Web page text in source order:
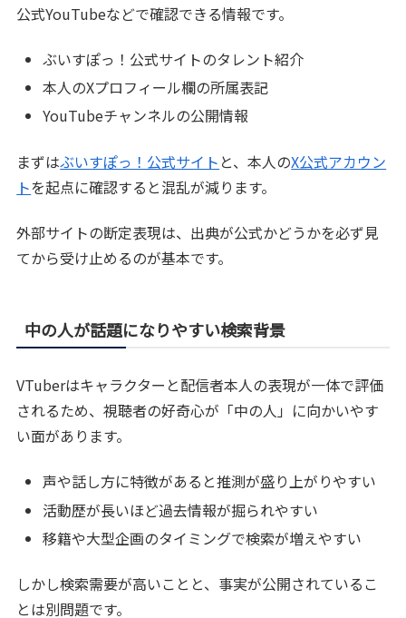
公式YouTubeなどで確認できる情報です。
ぶいすぽっ！公式サイトのタレント紹介
本人のXプロフィール欄の所属表記
YouTubeチャンネルの公開情報
まずはぶいすぽっ！公式サイト と、本人のX公式アカウン
トを起点に確認すると混乱が減ります。
外部サイトの断定表現は、出典が公式かどうかを必ず見
てから受け止めるのが基本です。
中の人が話題になりやすい検索背景
VTuberはキャラクターと配信者本人の表現が一体で評価
されるため、視聴者の好奇心が「中の人」に向かいやす
い面があります。
声や話し方に特徴があると推測が盛り上がりやすい
活動歴が長いほど過去情報が掘られやすい
移籍や大型企画のタイミングで検索が増えやすい
しかし検索需要が高いことと、事実が公開されているこ
とは別問題です。